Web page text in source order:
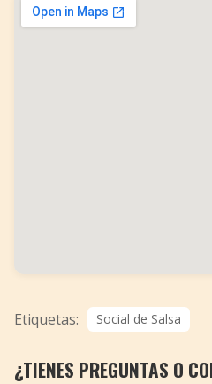
Etiquetas: Social de Salsa
¿TIENES PREGUNTAS O